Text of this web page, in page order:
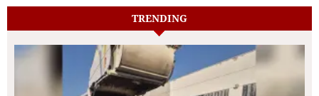
TRENDING